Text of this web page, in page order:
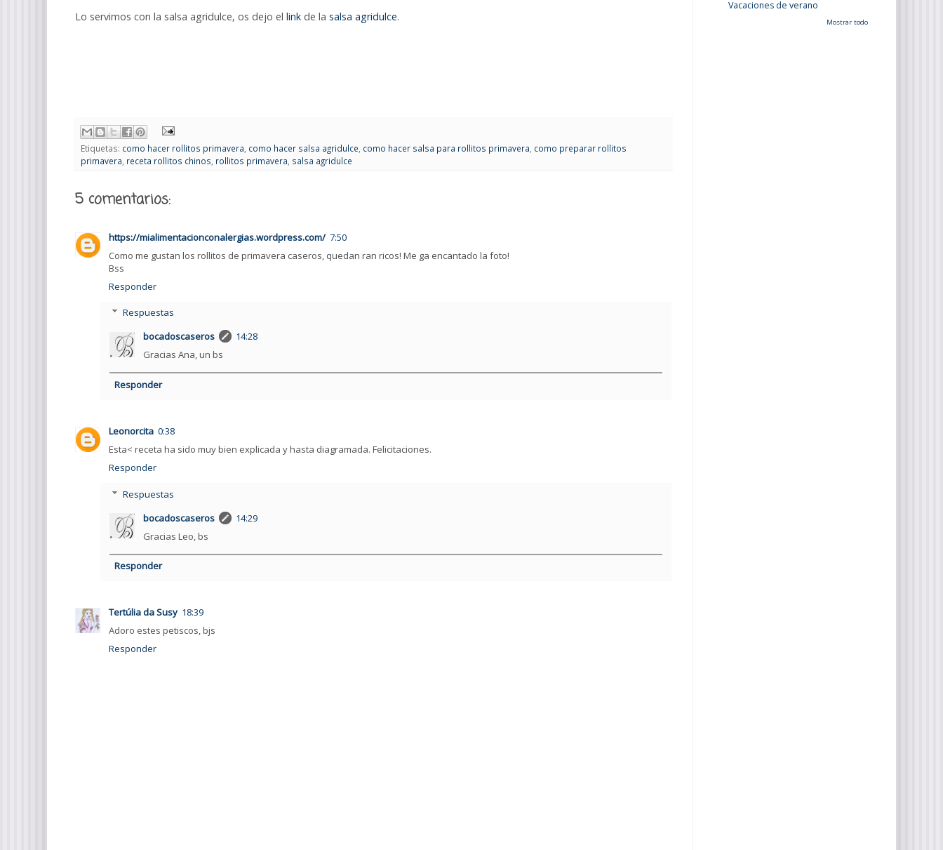
Lo servimos con la salsa agridulce, os dejo el link de la salsa agridulce.
Etiquetas: como hacer rollitos primavera como hacer salsa agridulce como hacer salsa para rollitos primavera como preparar rollitos
primavera receta rollitos chinos rollitos primavera salsa agridulce
5 comentarios:
https://mialimentacionconalergias.wordpress.com/ 7:50
Como me gustan los rollitos de primavera caseros, quedan ran ricos! Me ga encantado la foto!
Bss
Responder
Respuestas
bocadoscaseros
14:28
Gracias Ana, un bs
Responder
Leonorcita 0:38
Esta< receta ha sido muy bien explicada y hasta diagramada. Felicitaciones.
Responder
Respuestas
bocadoscaseros
14:29
Gracias Leo, bs
Responder
Tertúlia da Susy 18:39
Adoro estes petiscos, bjs
Responder
Vacaciones de verano
Mostrar todo